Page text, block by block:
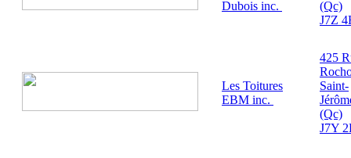
Dubois inc.
(Qc)
J7Z
Les Toitures
EBM inc.
425
Saint-
(Qc)
J7Y